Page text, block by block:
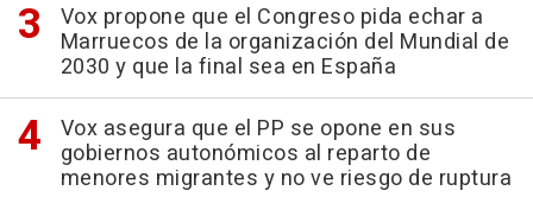
Vox propone que el Congreso pida echar a
Marruecos de la organización del Mundial de
2030 y que la final sea en España
Vox asegura que el PP se opone en sus
gobiernos autonómicos al reparto de
menores migrantes y no ve riesgo de ruptura